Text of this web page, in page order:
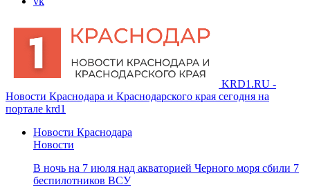
KRD1.RU -
Новости Краснодара и Краснодарского края сегодня на
портале krd1
Новости Краснодара
Новости
В ночь на 7 июля над акваторией Черного моря сбили 7
беспилотников ВСУ